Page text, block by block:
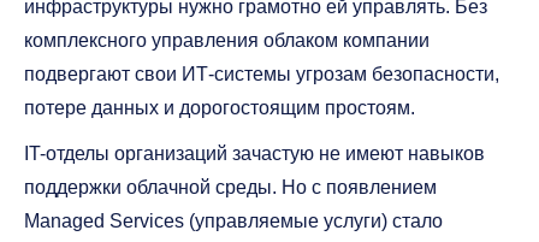
инфраструктуры нужно грамотно ей управлять. Без
комплексного управления облаком компании
подвергают свои ИТ-системы угрозам безопасности,
потере данных и дорогостоящим простоям.
IT-отделы организаций зачастую не имеют навыков
поддержки облачной среды. Но с появлением
Managed Services (управляемые услуги) стало